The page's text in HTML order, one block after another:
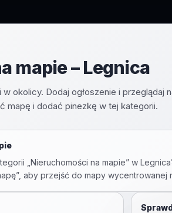
mapie – Legnica
okolicy. Dodaj ogłoszenie i przeglądaj
mapę i dodać pinezkę w tej kategorii.
„ Nieruchomości na mapie” w Legnica
aby przejść do mapy wycentrowanej